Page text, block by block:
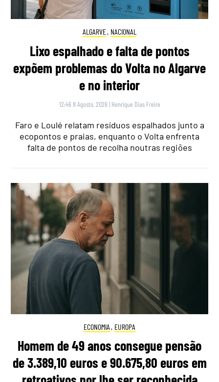
ALGARVE, NACIONAL
Lixo espalhado e falta de pontos
expõem problemas do Volta no Algarve
e no interior
12:46 8 Agosto, 2026 | Henrique Dias Freire
Faro e Loulé relatam resíduos espalhados junto a
ecopontos e praias, enquanto o Volta enfrenta
falta de pontos de recolha noutras regiões
ECONOMIA , EUROPA
Homem de 49 anos consegue pensão
de 3.389,10 euros e 90.675,80 euros em